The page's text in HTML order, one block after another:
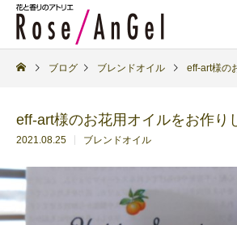
ブログ ブレンドオイル eff-art様のお花
eff-art様のお花用オイルをお作り
2021.08.25 ブレンドオイル